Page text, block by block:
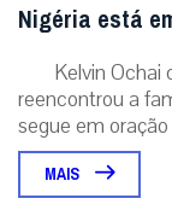
Nigéria está
Kelvin Ochai
reencontrou a
segue em
MAIS